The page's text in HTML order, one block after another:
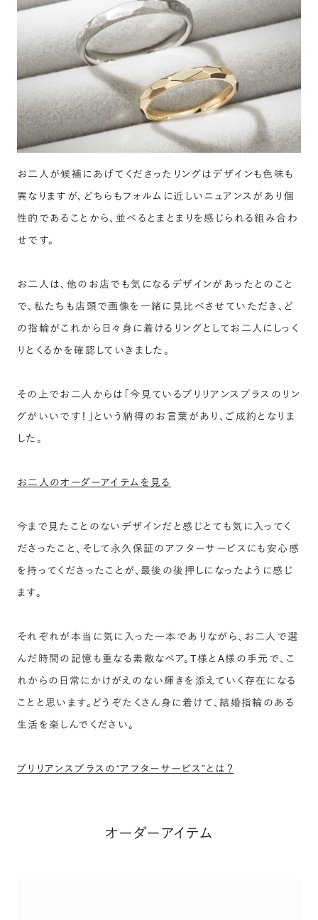
お二人が候補にあげてくださったリングはデザインも色味も
異なりますが、どちらもフォルムに近しいニュアンスがあり個
性的であることから、並べるとまとまりを感じられる組み合わ
せです。
お二人は、他のお店でも気になるデザインがあったとのこと
で、私たちも店頭で画像を一緒に見比べさせていただき、ど
の指輪がこれから日々身に着けるリングとしてお二人にしっく
りとくるかを確認していきました。
その上でお二人からは「今見ているブリリアンスプラスのリン
グがいいです！」という納得のお言葉があり、ご成約となりま
した。
お二人のオーダーアイテムを見る
今まで見たことのないデザインだと感じとても気に入ってく
ださったこと、そして永久保証のアフターサービスにも安心感
を持ってくださったことが、最後の後押しになったように感じ
ます。
それぞれが本当に気に入った一本でありながら、お二人で選
んだ時間の記憶も重なる素敵なペア。T様とA様の手元で、こ
れからの日常にかけがえのない輝きを添えていく存在になる
ことと思います。どうぞたくさん身に着けて、結婚指輪のある
生活を楽しんでください。
ブリリアンスプラスの“アフターサービス”とは？
オーダーアイテム